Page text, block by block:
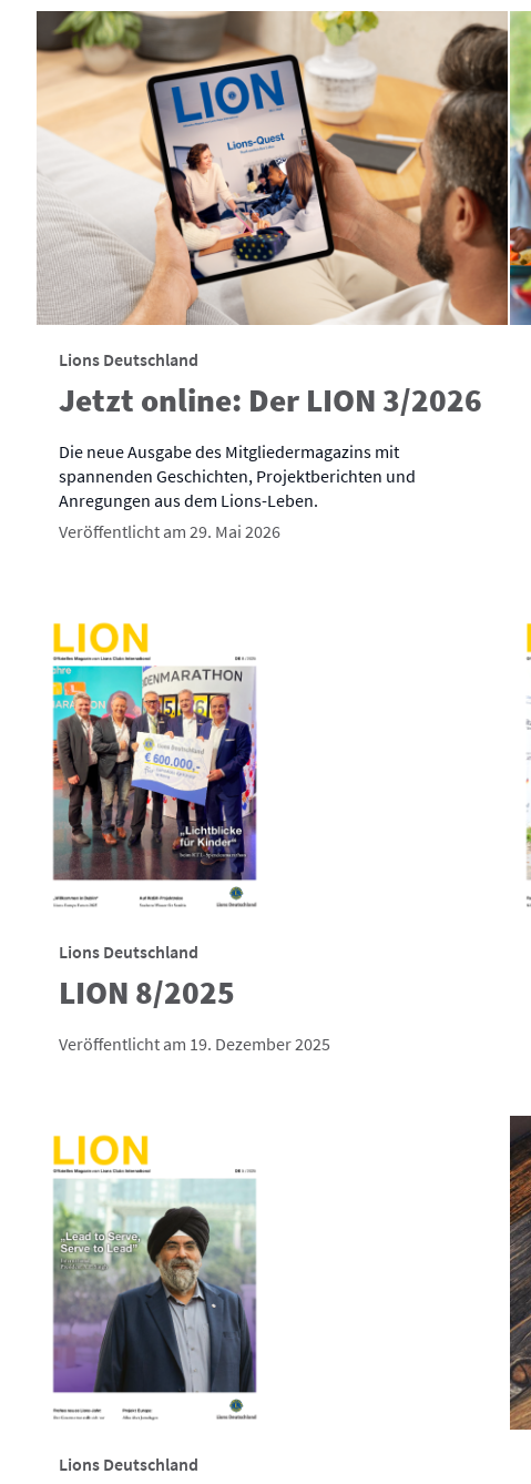
Lions Deutschland
Jetzt online: Der LION 3/2026
Die neue Ausgabe des Mitgliedermagazins mit
spannenden Geschichten, Projektberichten und
Anregungen aus dem Lions-Leben.
Veröffentlicht am 29. Mai 2026
Lions Deutschland
LION 8/2025
Veröffentlicht am 19. Dezember 2025
Lions Deutschland